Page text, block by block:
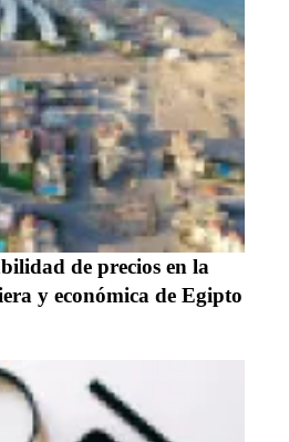
de precios en la
y económica de Egipto